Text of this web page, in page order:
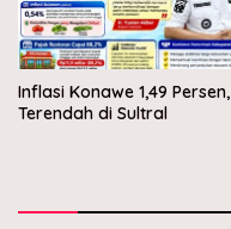
Inflasi Konawe 1,49 Persen,
Terendah di Sultral